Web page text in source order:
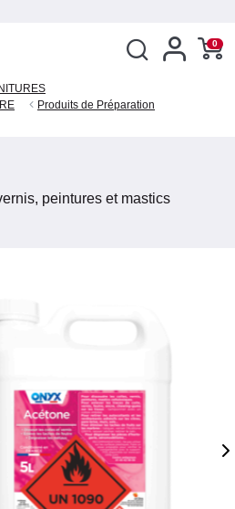
0
Produits de Préparation
peintures et mastics